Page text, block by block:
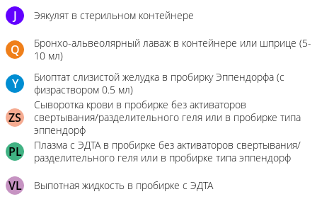
J Эякулят в стерильном контейнере
Q
Бронхо-альвеолярный лаваж в контейнере или шприце (5-
10 мл)
Y
Биоптат слизистой желудка в пробирку Эппендорфа (с
физраствором 0.5 мл)
ZS
Сыворотка крови в пробирке без активаторов
свертывания/разделительного геля или в пробирке типа
эппендорф
PL
Плазма с ЭДТА в пробирке без активаторов свертывания/
разделительного геля или в пробирке типа эппендорф
VL Выпотная жидкость в пробирке с ЭДТА